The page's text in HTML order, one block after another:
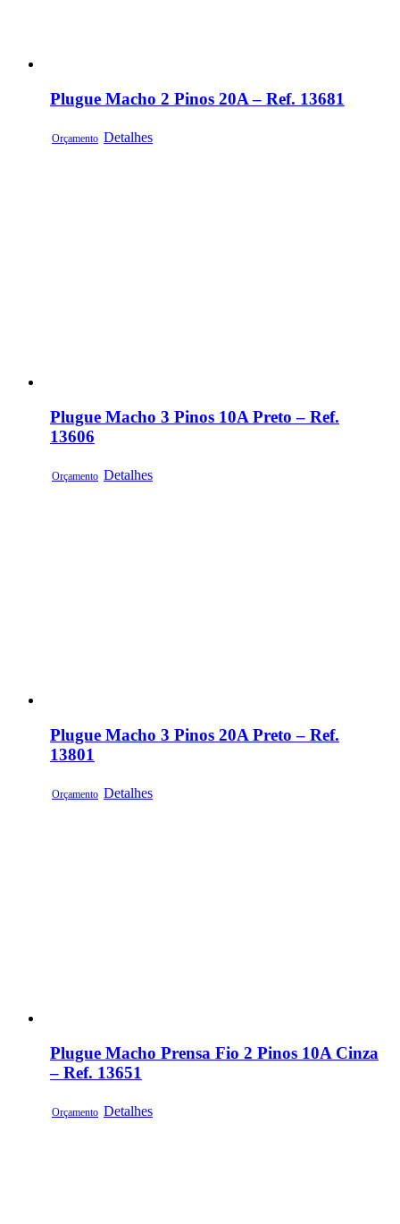
Plugue Macho 2 Pinos 20A – Ref. 13681
Orçamento Detalhes
Plugue Macho 3 Pinos 10A Preto – Ref.
13606
Orçamento Detalhes
Plugue Macho 3 Pinos 20A Preto – Ref.
13801
Orçamento Detalhes
Plugue Macho Prensa Fio 2 Pinos 10A Cinza
– Ref. 13651
Orçamento Detalhes